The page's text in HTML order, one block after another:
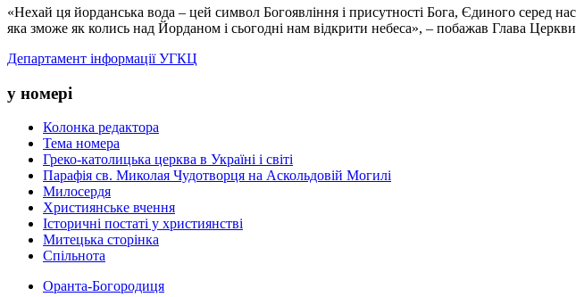
«Нехай ця йорданська вода – цей символ Богоявління і присутності Бога, Єдиного серед
яка зможе як колись над Йорданом і сьогодні нам відкрити небеса», – побажав Глава
Департамент інформації УГКЦ
у номері
Колонка редактора
Тема номера
Греко-католицька церква в Україні і світі
Парафія св. Миколая Чудотворця на Аскольдовій Могилі
Милосердя
Християнське вчення
Історичні постаті у християнстві
Митецька сторінка
Спільнота
Оранта-Богородиця